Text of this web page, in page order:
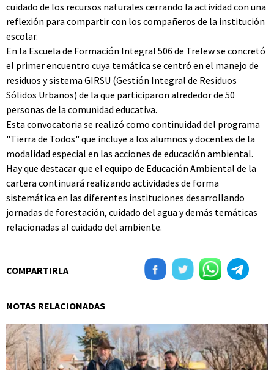
cuidado de los recursos naturales cerrando la actividad con una
reflexión para compartir con los compañeros de la institución
escolar.
En la Escuela de Formación Integral 506 de Trelew se concretó
el primer encuentro cuya temática se centró en el manejo de
residuos y sistema GIRSU (Gestión Integral de Residuos
Sólidos Urbanos) de la que participaron alrededor de 50
personas de la comunidad educativa.
Esta convocatoria se realizó como continuidad del programa
"Tierra de Todos" que incluye a los alumnos y docentes de la
modalidad especial en las acciones de educación ambiental.
Hay que destacar que el equipo de Educación Ambiental de la
cartera continuará realizando actividades de forma
sistemática en las diferentes instituciones desarrollando
jornadas de forestación, cuidado del agua y demás temáticas
relacionadas al cuidado del ambiente.
COMPARTIRLA
NOTAS RELACIONADAS